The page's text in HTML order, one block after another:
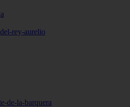
rey-aurelio
de-la-barquera